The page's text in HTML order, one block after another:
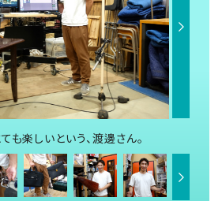
も楽しいという、渡邊さん。